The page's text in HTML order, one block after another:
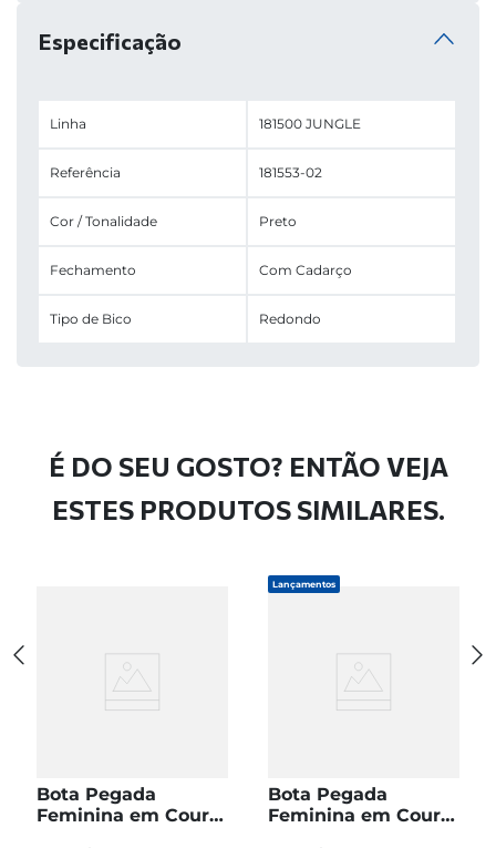
Especificação
Linha 181500 JUNGLE
Referência 181553-02
Cor / Tonalidade Preto
Fechamento Com Cadarço
Tipo de Bico Redondo
É DO SEU GOSTO? ENTÃO VEJA
ESTES PRODUTOS SIMILARES.
Bota Pegada
Feminina em Couro
Lançamentos
Bota Pegada
Feminina em Couro